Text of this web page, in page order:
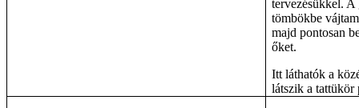
tervezésükkel. A
tömbökbe
majd pontosan
őket.
Itt láthatók a
látszik a tattükör